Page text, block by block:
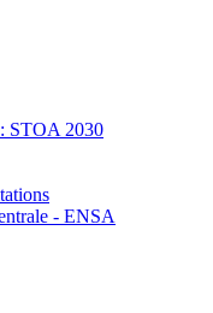
STOA 2030
- ENSA